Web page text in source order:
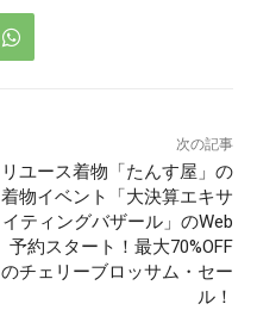
次の記事
リユース着物「たんす屋」の
着物イベント「大決算エキサ
イティングバザール」のWeb
予約スタート！最大70%OFF
のチェリーブロッサム・セー
ル！